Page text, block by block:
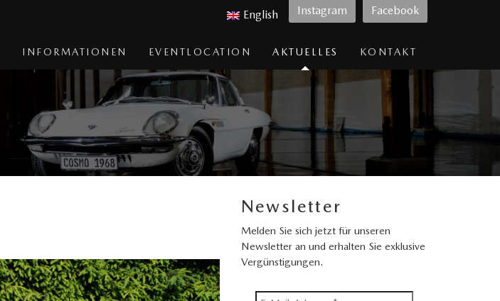
INFORMATIONEN EVENTLOCATION AKTUELLES KONTAKT
English Facebook
Instagram
Newsletter
Melden Sie sich jetzt für unseren
Newsletter an und erhalten Sie exklusive
Vergünstigungen.